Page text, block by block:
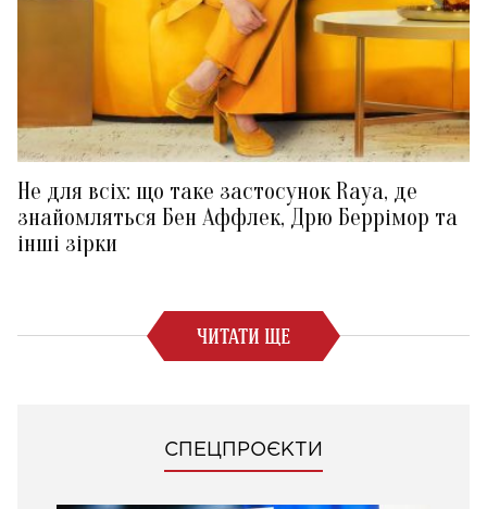
Не для всіх: що таке застосунок Raya, де
знайомляться Бен Аффлек, Дрю Беррімор та
інші зірки
ЧИТАТИ ЩЕ
СПЕЦПРОЄКТИ